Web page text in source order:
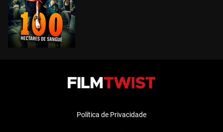
Política de Privacidade